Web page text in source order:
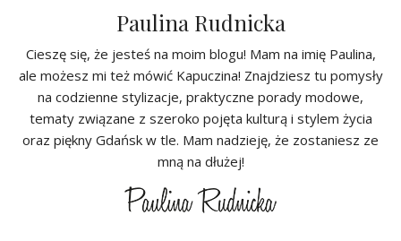
Paulina Rudnicka
Cieszę się, że jesteś na moim blogu! Mam na imię Paulina,
ale możesz mi też mówić Kapuczina! Znajdziesz tu pomysły
na codzienne stylizacje, praktyczne porady modowe,
tematy związane z szeroko pojęta kulturą i stylem życia
oraz piękny Gdańsk w tle. Mam nadzieję, że zostaniesz ze
mną na dłużej!